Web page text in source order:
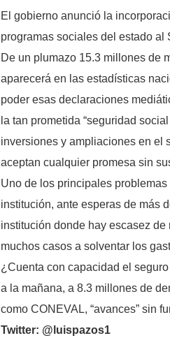
El gobierno anunció la
programas sociales del estado al
De un plumazo 15.3 millones de
aparecerá en las estadísticas
poder esas declaraciones
la tan prometida “seguridad
inversiones y ampliaciones en el
aceptan cualquier promesa sin
Uno de los principales
institución, ante esperas de más
institución donde hay escasez
muchos casos a solventar los
¿Cuenta con capacidad el
a la mañana, a 8.3 millones de
como CONEVAL, “avances” sin
Twitter: @luispazos1